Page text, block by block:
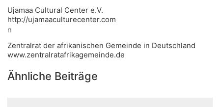
Ujamaa Cultural Center e.V.
http://ujamaaculturecenter.com
n
Zentralrat der afrikanischen Gemeinde in Deutschland
www.zentralratafrikagemeinde.de
Ähnliche Beiträge